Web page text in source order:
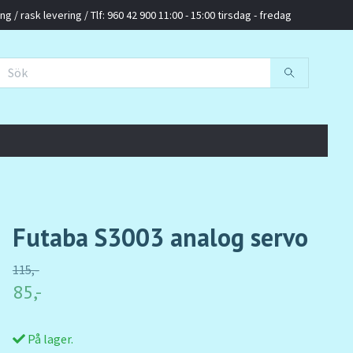
rask levering / Tlf: 960 42 900 11:00 - 15:00 tirsdag - fredag
Futaba S3003 analog servo
115,-
85,-
På lager.